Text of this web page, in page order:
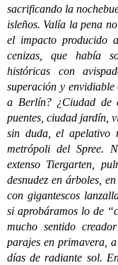
sacrificando la
isleños. Valía la pena
el impacto producido
cenizas, que había
históricas con
superación y
a Berlín? ¿Ciudad de
puentes, ciudad jardín,
sin duda, el apelativo
metrópoli del Spree.
extenso Tiergarten,
desnudez en árboles,
con gigantescos
si aprobáramos lo de
mucho sentido
parajes en primavera,
días de radiante sol.